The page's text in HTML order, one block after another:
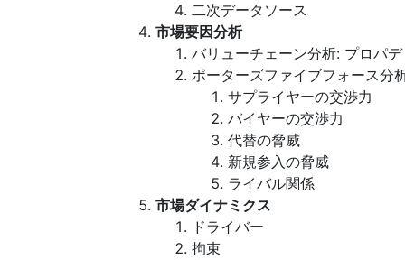
二次データソース
市場要因分析
バリューチェーン分析: プロパ
ポーターズファイブフォース分
サプライヤーの交渉力
バイヤーの交渉力
代替の脅威
新規参入の脅威
ライバル関係
市場ダイナミクス
ドライバー
拘束